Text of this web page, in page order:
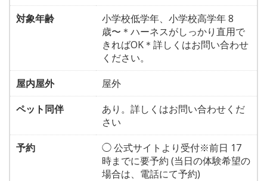
対象年齢
小学校低学年、小学校高学年 8
歳〜＊ハーネスがしっかり直用で
きればOK＊詳しくはお問い合わせ
ください。
屋内屋外
屋外
ペット同伴
あり。詳しくはお問い合わせくだ
さい
予約
◯ 公式サイトより受付※前日 17
時までに要予約 (当日の体験希望の
場合は、電話にて予約)